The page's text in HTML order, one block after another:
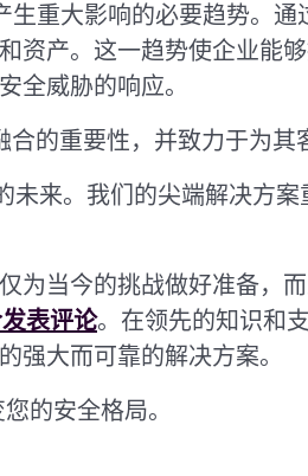
重大影响的必要趋势。
资产。这一趋势使企业能
全威胁的响应。
的重要性，并致力于为其
来。我们的尖端解决方案
为当今的挑战做好准备，
表评论。在领先的知识和
强大而可靠的解决方案。
的安全格局。